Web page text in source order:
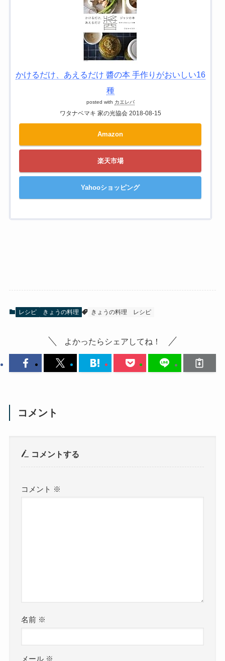
かけるだけ、あえるだけ 醬の本 手作りがおいしい16
種
posted with カエレバ
ワタナベマキ 家の光協会 2018-08-15
Amazon
楽天市場
Yahooショッピング
レシピ きょうの料理 きょうの料理 レシピ
よかったらシェアしてね！
コメント
コメントする
コメント ※
名前 ※
メール ※